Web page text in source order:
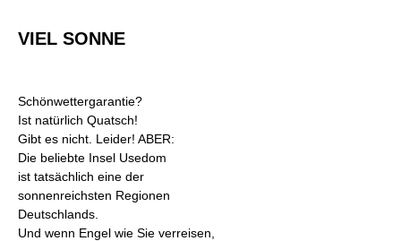
VIEL SONNE
Schönwettergarantie?
Ist natürlich Quatsch!
Gibt es nicht. Leider! ABER:
Die beliebte Insel Usedom
ist tatsächlich eine der
sonnenreichsten Regionen
Deutschlands.
Und wenn Engel wie Sie verreisen,